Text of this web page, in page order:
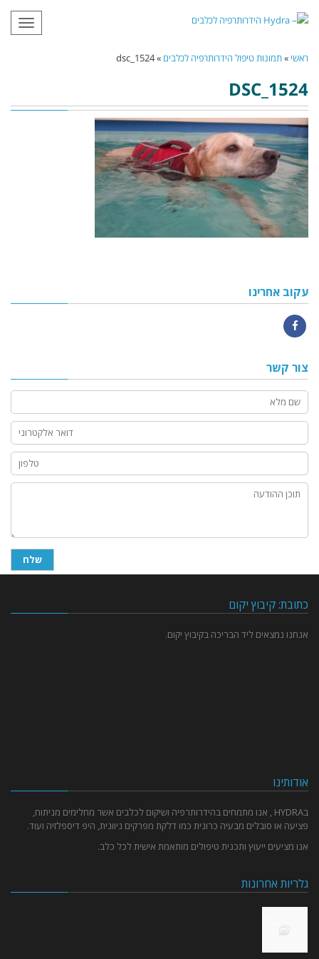
תפריט
ראשי »תמונות טיפול הידרותרפיה לכלבים »
dsc_1524
DSC_1524
עקוב אחרינו
צור קשר
כתובת: קיבוץ יקום
אנחנו נמצאים ליד הבריכה בקיבוץ יקום.
אודותינו
בHYDRA , אנו מתמחים בהידרותרפיה ושיקום לכלבים אשר מחלימים מניתוח,
פציעה או סובלים מבעיה כרונית כמו דלקת מפרקים ניוונית, היפ דיספלזיה ועוד.
אנו מציעים ייעוץ ותכנית טיפולים מותאמת אישית לכל כלב.
גלריות אחרונות